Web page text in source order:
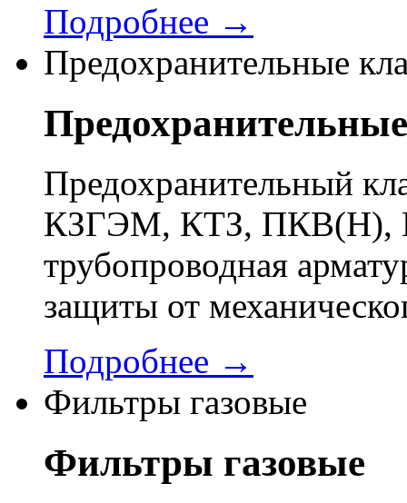
Подробнее →
Предохранительные
Предохранительный
КЗГЭМ, КТЗ,
трубопроводная
защиты от
Подробнее →
Фильтры газовые
Фильтры газовые